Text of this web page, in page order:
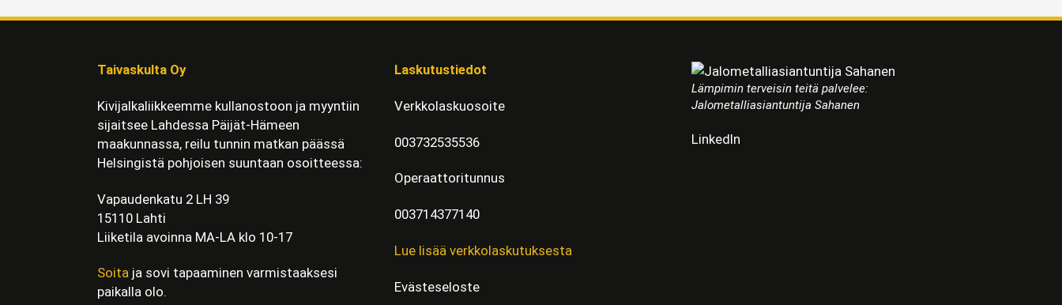
Taivaskulta Oy
Kivijalkaliikkeemme kullanostoon ja myyntiin
sijaitsee Lahdessa Päijät-Hämeen
maakunnassa, reilu tunnin matkan päässä
Helsingistä pohjoisen suuntaan osoitteessa:
Vapaudenkatu 2 LH 39
15110 Lahti
Liiketila avoinna MA-LA klo 10-17
Soita ja sovi tapaaminen varmistaaksesi
paikalla olo.
Laskutustiedot
Verkkolaskuosoite
003732535536
Operaattoritunnus
003714377140
Lue lisää verkkolaskutuksesta
Evästeseloste
Lämpimin terveisin teitä palvelee:
Jalometalliasiantuntija Sahanen
LinkedIn